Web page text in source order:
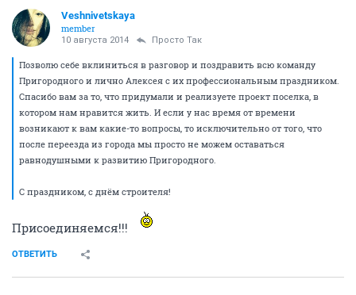
Veshnivetskaya
member
10 августа 2014 Просто Так
Позволю себе вклиниться в разговор и поздравить всю команду
Пригородного и лично Алексея с их профессиональным праздником.
Спасибо вам за то, что придумали и реализуете проект поселка, в
котором нам нравится жить. И если у нас время от времени
возникают к вам какие-то вопросы, то исключительно от того, что
после переезда из города мы просто не можем оставаться
равнодушными к развитию Пригородного.
С праздником, с днём строителя!
Присоединяемся!!!
ОТВЕТИТЬ